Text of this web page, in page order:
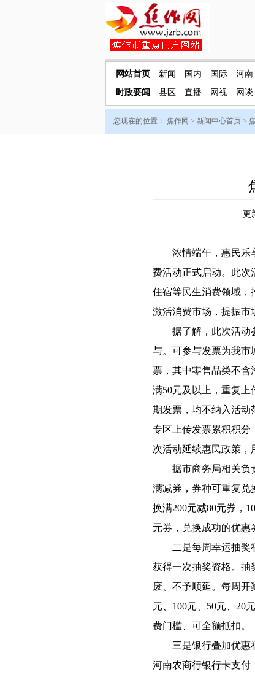
网站首页 新闻 国内 国际 河南
时政要闻
县区 直播 网视 网谈
您现在的位置： 焦作网 > 新闻中心首页 >
更
浓情端午，惠民乐享
费活动正式启动。此次
住宿等民生消费领域，
激活消费市场，提振市
据了解，此次活动参
与。可参与发票为我市
票，其中零售品类不
满50元及以上，重复
期发票，均不纳入活动
专区上传发票累积积分
次活动延续惠民政策，
据市商务局相关负责
满减券，券种可重复兑
换满200元减80元券，
元券，兑换成功的优惠
二是每周幸运抽奖福
获得一次抽奖资格。抽
废、不予顺延。每周开
元、100元、50元、20
费门槛、可全额抵扣。
三是银行叠加优惠福
河南农商行银行卡支付